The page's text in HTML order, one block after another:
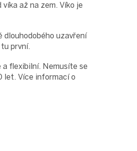
až na zem. Víko je
dlouhodobého uzavření
první.
flexibilní. Nemusíte se
let. Více informací o